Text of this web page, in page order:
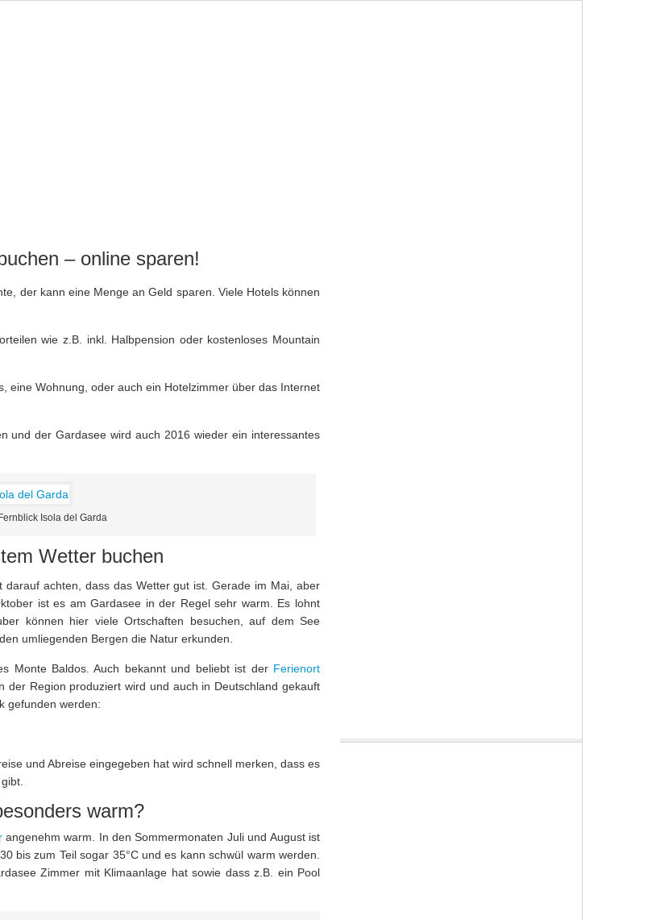
– online sparen!
der kann eine Menge an Geld sparen. Viele Hotels können
wie z.B. inkl. Halbpension oder kostenloses Mountain
eine Wohnung, oder auch ein Hotelzimmer über das Internet
und der Gardasee wird auch 2016 wieder ein interessantes
Isola del Garda
Wetter buchen
achten, dass das Wetter gut ist. Gerade im Mai, aber
ist es am Gardasee in der Regel sehr warm. Es lohnt
können hier viele Ortschaften besuchen, auf dem See
umliegenden Bergen die Natur erkunden.
Monte Baldos. Auch bekannt und beliebt ist der Ferienort
der Region produziert wird und auch in Deutschland gekauft
gefunden werden:
und Abreise eingegeben hat wird schnell merken, dass es
warm?
angenehm warm. In den Sommermonaten Juli und August ist
bis zum Teil sogar 35°C und es kann schwül warm werden.
Zimmer mit Klimaanlage hat sowie dass z.B. ein Pool